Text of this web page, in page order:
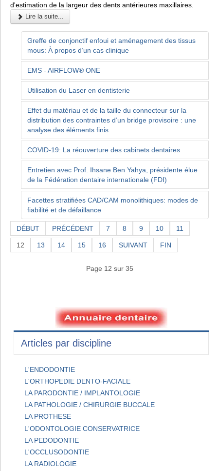
d'estimation de la largeur des dents antérieures maxillaires.
Lire la suite...
Greffe de conjonctif enfoui et aménagement des tissus
mous: À propos d’un cas clinique
EMS - AIRFLOW® ONE
Utilisation du Laser en dentisterie
Effet du matériau et de la taille du connecteur sur la
distribution des contraintes d’un bridge provisoire : une
analyse des éléments finis
COVID-19: La réouverture des cabinets dentaires
Entretien avec Prof. Ihsane Ben Yahya, présidente élue
de la Fédération dentaire internationale (FDI)
Facettes stratifiées CAD/CAM monolithiques: modes de
fiabilité et de défaillance
DÉBUT PRÉCÉDENT 7 8 9 10 11
12 13 14 15 16 SUIVANT FIN
Page 12 sur 35
Articles par discipline
L'ENDODONTIE
L'ORTHOPEDIE DENTO-FACIALE
LA PARODONTIE / IMPLANTOLOGIE
LA PATHOLOGIE / CHIRURGIE BUCCALE
LA PROTHESE
L'ODONTOLOGIE CONSERVATRICE
LA PEDODONTIE
L'OCCLUSODONTIE
LA RADIOLOGIE